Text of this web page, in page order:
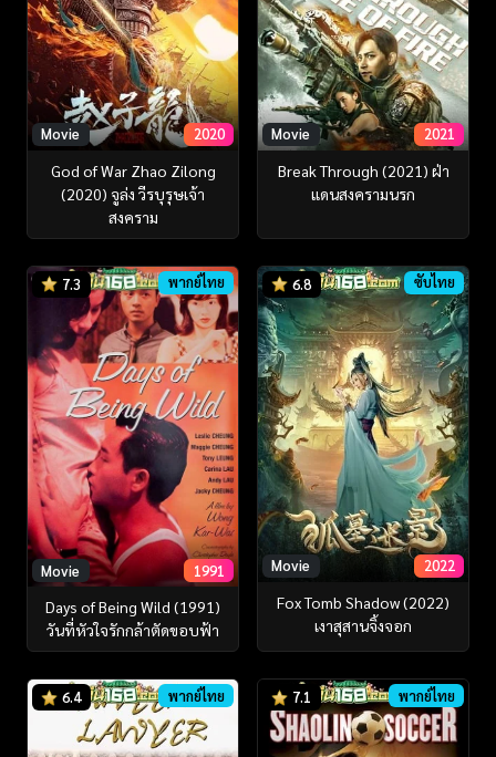
Movie 2020
God of War Zhao Zilong
(2020) จูล่ง วีรบุรุษเจ้า
สงคราม
Movie 2021
Break Through (2021) ฝ่า
แดนสงครามนรก
7.3 พากย์ไทย
Movie 1991
Days of Being Wild (1991)
วันที่หัวใจรักกล้าตัดขอบฟ้า
6.8 ซับไทย
Movie 2022
Fox Tomb Shadow (2022)
เงาสุสานจิ้งจอก
6.4 พากย์ไทย 7.1 พากย์ไทย